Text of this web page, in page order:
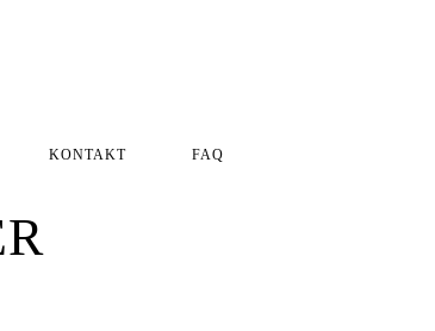
KONTAKT FAQ
Datenschutzerklärung